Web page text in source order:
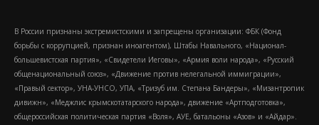
В России признаны экстремистскими и запрещены организации: ФБК (Фонд
борьбы с коррупцией, признан иноагентом), Штабы Навального, «Национал-
большевистская партия», «Свидетели Иеговы», «Армия воли народа», «Русский
общенациональный союз», «Движение против нелегальной иммиграции»,
«Правый сектор», УНА-УНСО, УПА, «Тризуб им. Степана Бандеры», «Мизантропик
дивижн», «Меджлис крымскотатарского народа», движение «Артподготовка»,
общероссийская политическая партия «Воля», АУЕ, батальоны «Азов» и «Айдар».